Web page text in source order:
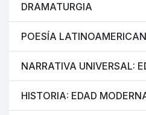
DRAMATURGIA
POESÍA
NARRATIVA UNIVERSAL:
HISTORIA: EDAD